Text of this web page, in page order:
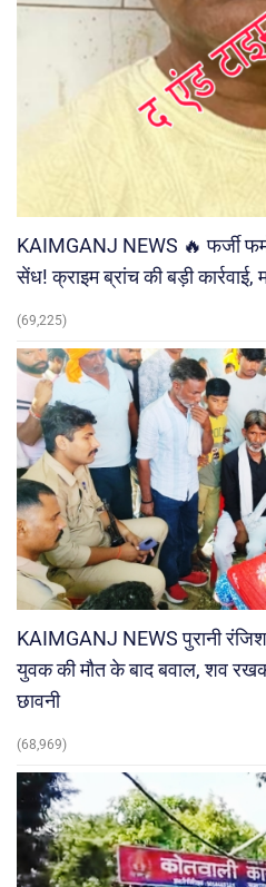
KAIMGANJ NEWS 🔥 फर्जी
सेंध! क्राइम ब्रांच की बड़ी कार्रवाई,
(69,225)
KAIMGANJ NEWS पुरानी
युवक की मौत के बाद बवाल, शव
छावनी
(68,969)